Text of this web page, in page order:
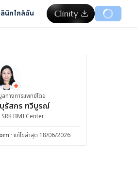
นิกใกล้ฉัน
ทางการแพทย์โดย
รัสกร ทวีบูรณ์
SRK BMI Center
· แก้ไขล่าสุด 18/06/2026